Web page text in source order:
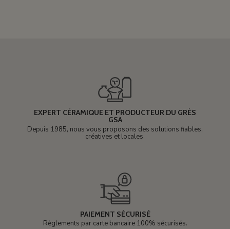
EXPERT CÉRAMIQUE ET PRODUCTEUR DU GRÈS
GSA
Depuis 1985, nous vous proposons des solutions fiables,
créatives et locales.
PAIEMENT SÉCURISÉ
Règlements par carte bancaire 100% sécurisés.